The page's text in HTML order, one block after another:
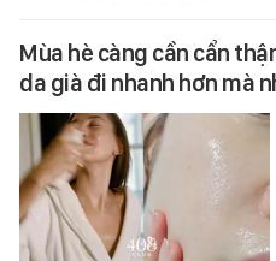
Mùa hè càng cần cẩn
da già đi nhanh hơn mà